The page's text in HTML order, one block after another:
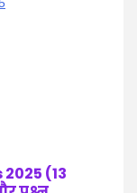
2025 (13